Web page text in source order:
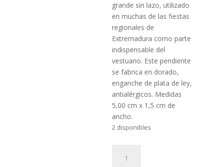
grande sin lazo, utilizado
en muchas de las fiestas
regionales de
Extremadura como parte
indispensable del
vestuario. Este pendiente
se fabrica en dorado,
enganche de plata de ley,
antialérgicos. Medidas
5,00 cm x 1,5 cm de
ancho.
2 disponibles
Aderezo